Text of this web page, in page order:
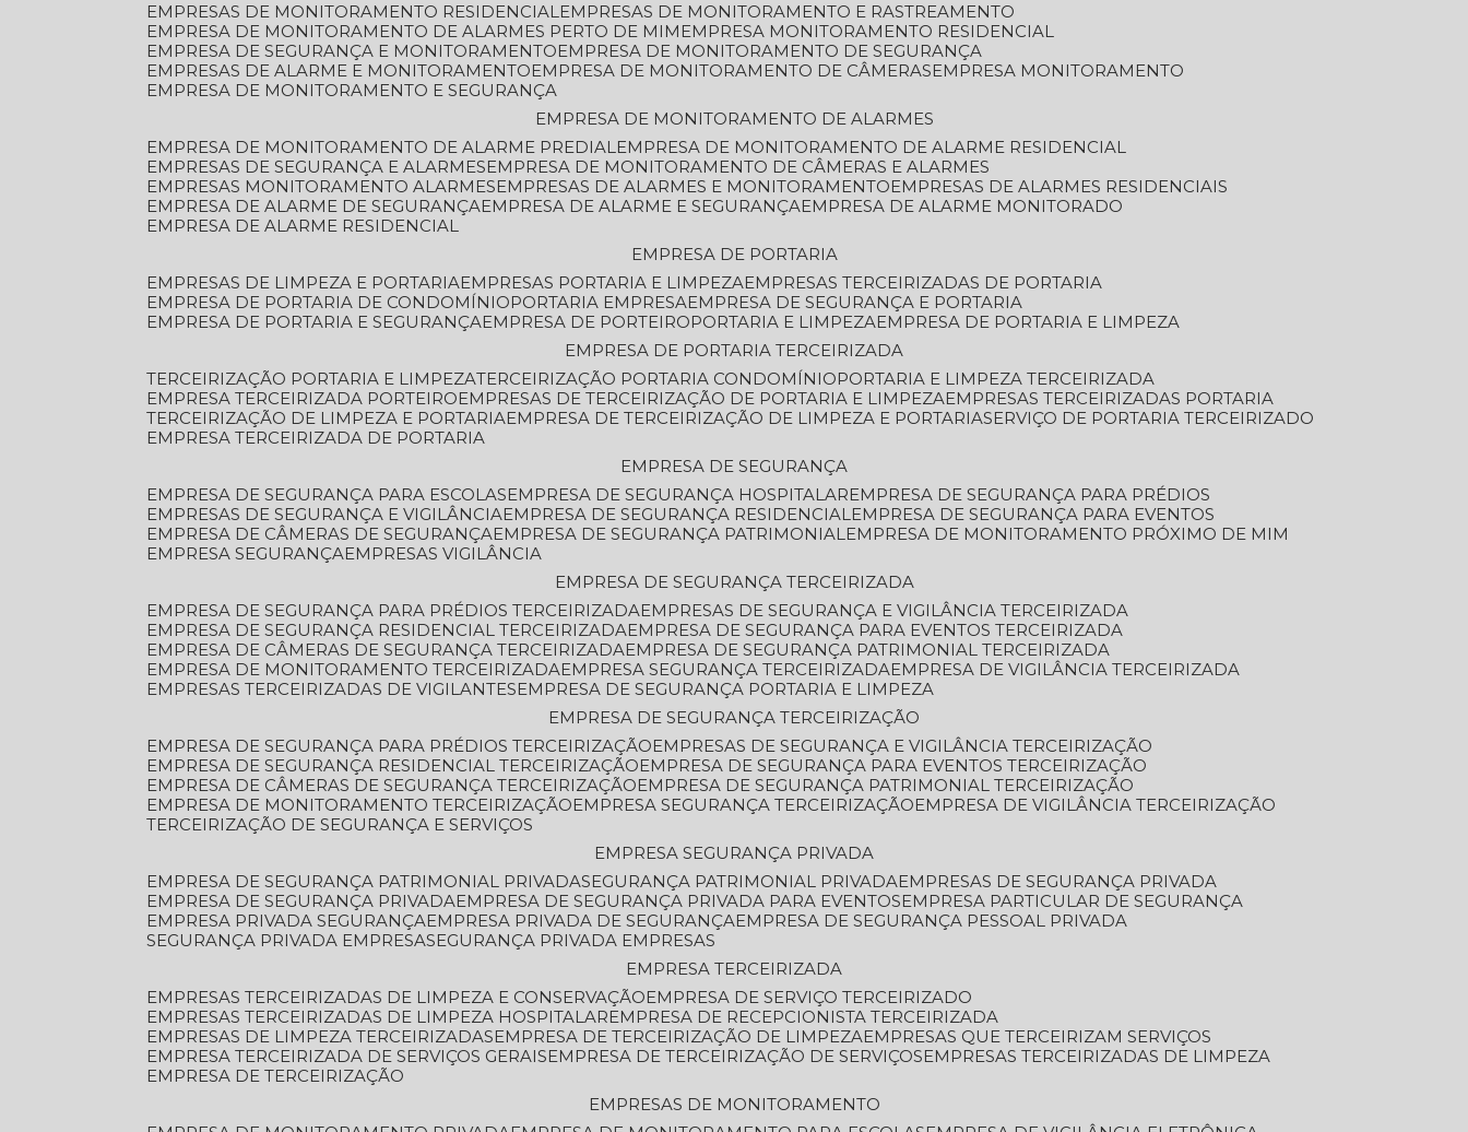
EMPRESAS DE MONITORAMENTO RESIDENCIAL
EMPRESAS DE MONITORAMENTO E RASTREAMENTO
EMPRESA DE MONITORAMENTO DE ALARMES PERTO DE MIM
EMPRESA MONITORAMENTO RESIDENCIAL
EMPRESA DE SEGURANÇA E MONITORAMENTO
EMPRESA DE MONITORAMENTO DE SEGURANÇA
EMPRESAS DE ALARME E MONITORAMENTO
EMPRESA DE MONITORAMENTO DE CÂMERAS
EMPRESA MONITORAMENTO
EMPRESA DE MONITORAMENTO E SEGURANÇA
EMPRESA DE MONITORAMENTO DE ALARMES
EMPRESA DE MONITORAMENTO DE ALARME PREDIAL
EMPRESA DE MONITORAMENTO DE ALARME RESIDENCIAL
EMPRESAS DE SEGURANÇA E ALARMES
EMPRESA DE MONITORAMENTO DE CÂMERAS E ALARMES
EMPRESAS MONITORAMENTO ALARMES
EMPRESAS DE ALARMES E MONITORAMENTO
EMPRESAS DE ALARMES RESIDENCIAIS
EMPRESA DE ALARME DE SEGURANÇA
EMPRESA DE ALARME E SEGURANÇA
EMPRESA DE ALARME MONITORADO
EMPRESA DE ALARME RESIDENCIAL
EMPRESA DE PORTARIA
EMPRESAS DE LIMPEZA E PORTARIA
EMPRESAS PORTARIA E LIMPEZA
EMPRESAS TERCEIRIZADAS DE PORTARIA
EMPRESA DE PORTARIA DE CONDOMÍNIO
PORTARIA EMPRESA
EMPRESA DE SEGURANÇA E PORTARIA
EMPRESA DE PORTARIA E SEGURANÇA
EMPRESA DE PORTEIRO PORTARIA E LIMPEZA
EMPRESA DE PORTARIA E LIMPEZA
EMPRESA DE PORTARIA TERCEIRIZADA
TERCEIRIZAÇÃO PORTARIA E LIMPEZA TERCEIRIZAÇÃO PORTARIA CONDOMÍNIO
PORTARIA E LIMPEZA TERCEIRIZADA
EMPRESA TERCEIRIZADA PORTEIRO
EMPRESAS DE TERCEIRIZAÇÃO DE PORTARIA E LIMPEZA
EMPRESAS TERCEIRIZADAS PORTARIA
TERCEIRIZAÇÃO DE LIMPEZA E PORTARIA
EMPRESA DE TERCEIRIZAÇÃO DE LIMPEZA E PORTARIA SERVIÇO DE PORTARIA TERCEIRIZADO
EMPRESA TERCEIRIZADA DE PORTARIA
EMPRESA DE SEGURANÇA
EMPRESA DE SEGURANÇA PARA ESCOLAS
EMPRESA DE SEGURANÇA HOSPITALAR
EMPRESA DE SEGURANÇA PARA PRÉDIOS
EMPRESAS DE SEGURANÇA E VIGILÂNCIA
EMPRESA DE SEGURANÇA RESIDENCIAL
EMPRESA DE SEGURANÇA PARA EVENTOS
EMPRESA DE CÂMERAS DE SEGURANÇA
EMPRESA DE SEGURANÇA PATRIMONIAL
EMPRESA DE MONITORAMENTO PRÓXIMO DE MIM
EMPRESA SEGURANÇA
EMPRESAS VIGILÂNCIA
EMPRESA DE SEGURANÇA TERCEIRIZADA
EMPRESA DE SEGURANÇA PARA PRÉDIOS TERCEIRIZADA
EMPRESAS DE SEGURANÇA E VIGILÂNCIA TERCEIRIZADA
EMPRESA DE SEGURANÇA RESIDENCIAL TERCEIRIZADA
EMPRESA DE SEGURANÇA PARA EVENTOS TERCEIRIZADA
EMPRESA DE CÂMERAS DE SEGURANÇA TERCEIRIZADA
EMPRESA DE SEGURANÇA PATRIMONIAL TERCEIRIZADA
EMPRESA DE MONITORAMENTO TERCEIRIZADA
EMPRESA SEGURANÇA TERCEIRIZADA
EMPRESA DE VIGILÂNCIA TERCEIRIZADA
EMPRESAS TERCEIRIZADAS DE VIGILANTES
EMPRESA DE SEGURANÇA PORTARIA E LIMPEZA
EMPRESA DE SEGURANÇA TERCEIRIZAÇÃO
EMPRESA DE SEGURANÇA PARA PRÉDIOS TERCEIRIZAÇÃO
EMPRESAS DE SEGURANÇA E VIGILÂNCIA TERCEIRIZAÇÃO
EMPRESA DE SEGURANÇA RESIDENCIAL TERCEIRIZAÇÃO
EMPRESA DE SEGURANÇA PARA EVENTOS TERCEIRIZAÇÃO
EMPRESA DE CÂMERAS DE SEGURANÇA TERCEIRIZAÇÃO
EMPRESA DE SEGURANÇA PATRIMONIAL TERCEIRIZAÇÃO
EMPRESA DE MONITORAMENTO TERCEIRIZAÇÃO
EMPRESA SEGURANÇA TERCEIRIZAÇÃO
EMPRESA DE VIGILÂNCIA TERCEIRIZAÇÃO
TERCEIRIZAÇÃO DE SEGURANÇA E SERVIÇOS
EMPRESA SEGURANÇA PRIVADA
EMPRESA DE SEGURANÇA PATRIMONIAL PRIVADA SEGURANÇA PATRIMONIAL PRIVADA
EMPRESAS DE SEGURANÇA PRIVADA
EMPRESA DE SEGURANÇA PRIVADA
EMPRESA DE SEGURANÇA PRIVADA PARA EVENTOS
EMPRESA PARTICULAR DE SEGURANÇA
EMPRESA PRIVADA SEGURANÇA
EMPRESA PRIVADA DE SEGURANÇA
EMPRESA DE SEGURANÇA PESSOAL PRIVADA
SEGURANÇA PRIVADA EMPRESA SEGURANÇA PRIVADA EMPRESAS
EMPRESA TERCEIRIZADA
EMPRESAS TERCEIRIZADAS DE LIMPEZA E CONSERVAÇÃO
EMPRESA DE SERVIÇO TERCEIRIZADO
EMPRESAS TERCEIRIZADAS DE LIMPEZA HOSPITALAR
EMPRESA DE RECEPCIONISTA TERCEIRIZADA
EMPRESAS DE LIMPEZA TERCEIRIZADAS
EMPRESA DE TERCEIRIZAÇÃO DE LIMPEZA
EMPRESAS QUE TERCEIRIZAM SERVIÇOS
EMPRESA TERCEIRIZADA DE SERVIÇOS GERAIS
EMPRESA DE TERCEIRIZAÇÃO DE SERVIÇOS
EMPRESAS TERCEIRIZADAS DE LIMPEZA
EMPRESA DE TERCEIRIZAÇÃO
EMPRESAS DE MONITORAMENTO